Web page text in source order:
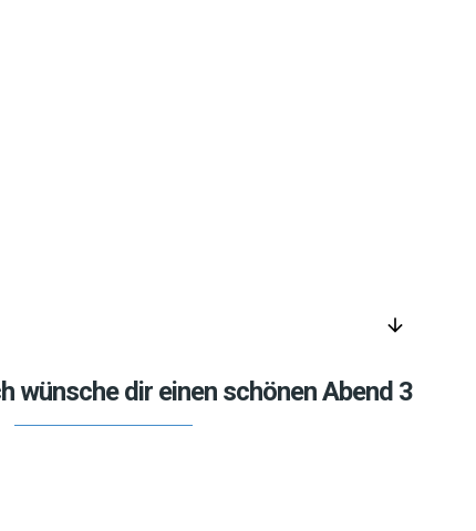
arrow_downward
wünsche dir einen schönen Abend 3